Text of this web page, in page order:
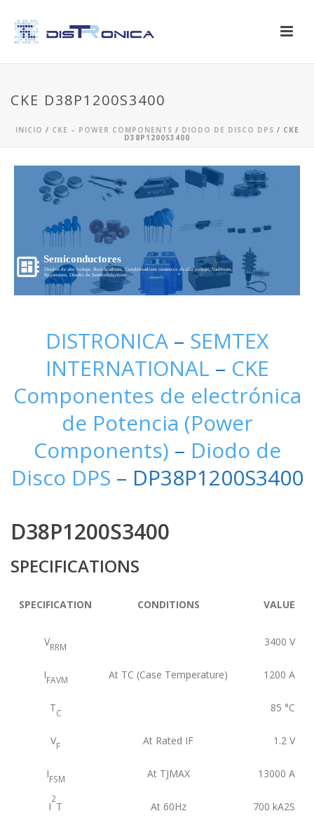
CKE D38P1200S3400
INICIO / CKE – POWER COMPONENTS / DIODO DE DISCO DPS / CKE
D38P1200S3400
Semiconductores
Diodos de alto voltaje, Rectificadores, Condensadores ceramicos de alto voltaje, Varistores,
Supresores, Diseño de Semiconductores...
DISTRONICA – SEMTEX
INTERNATIONAL – CKE
Componentes de electrónica
de Potencia (Power
Components) – Diodo de
Disco DPS – DP38P1200S3400
D38P1200S3400
SPECIFICATIONS
SPECIFICATION CONDITIONS VALUE
VRRM 3400 V
IFAVM At TC (Case Temperature) 1200 A
TC 85 °C
VF At Rated IF 1.2 V
IFSM At TJMAX 13000 A
I
2
T At 60Hz 700 kA2S